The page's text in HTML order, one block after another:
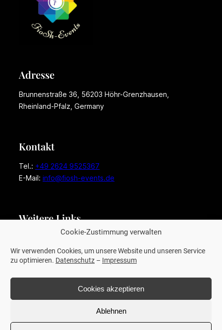
Cookie-Zustimmung verwalten
Wir verwenden Cookies, um unsere Website und unseren Service
zu optimieren. Datenschutz – Impressum
Cookies akzeptieren
Ablehnen
Adresse
Brunnenstraße 36, 56203 Höhr-Grenzhausen,
Rheinland-Pfalz, Germany
Kontakt
Tel.: +49 2624 9525367
E-Mail: info@fiosh-events.de
Weitere Links
Datenschutz
© 2026 FioSh-Events